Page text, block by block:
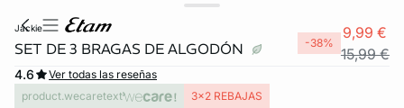
jackie
SET DE 3 BRAGAS DE ALGODÓN -38%
9,99 €
15,99 €
4.6
Ver todas las reseñas
product.wecaretext
3x2 REBAJAS